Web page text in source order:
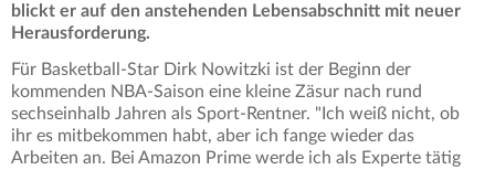
blickt er auf den anstehenden Lebensabschnitt mit neuer
Herausforderung.
Für Basketball-Star Dirk Nowitzki ist der Beginn der
kommenden NBA-Saison eine kleine Zäsur nach rund
sechseinhalb Jahren als Sport-Rentner. "Ich weiß nicht, ob
ihr es mitbekommen habt, aber ich fange wieder das
Arbeiten an. Bei Amazon Prime werde ich als Experte tätig